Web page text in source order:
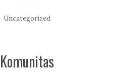
Uncategorized
Komunitas